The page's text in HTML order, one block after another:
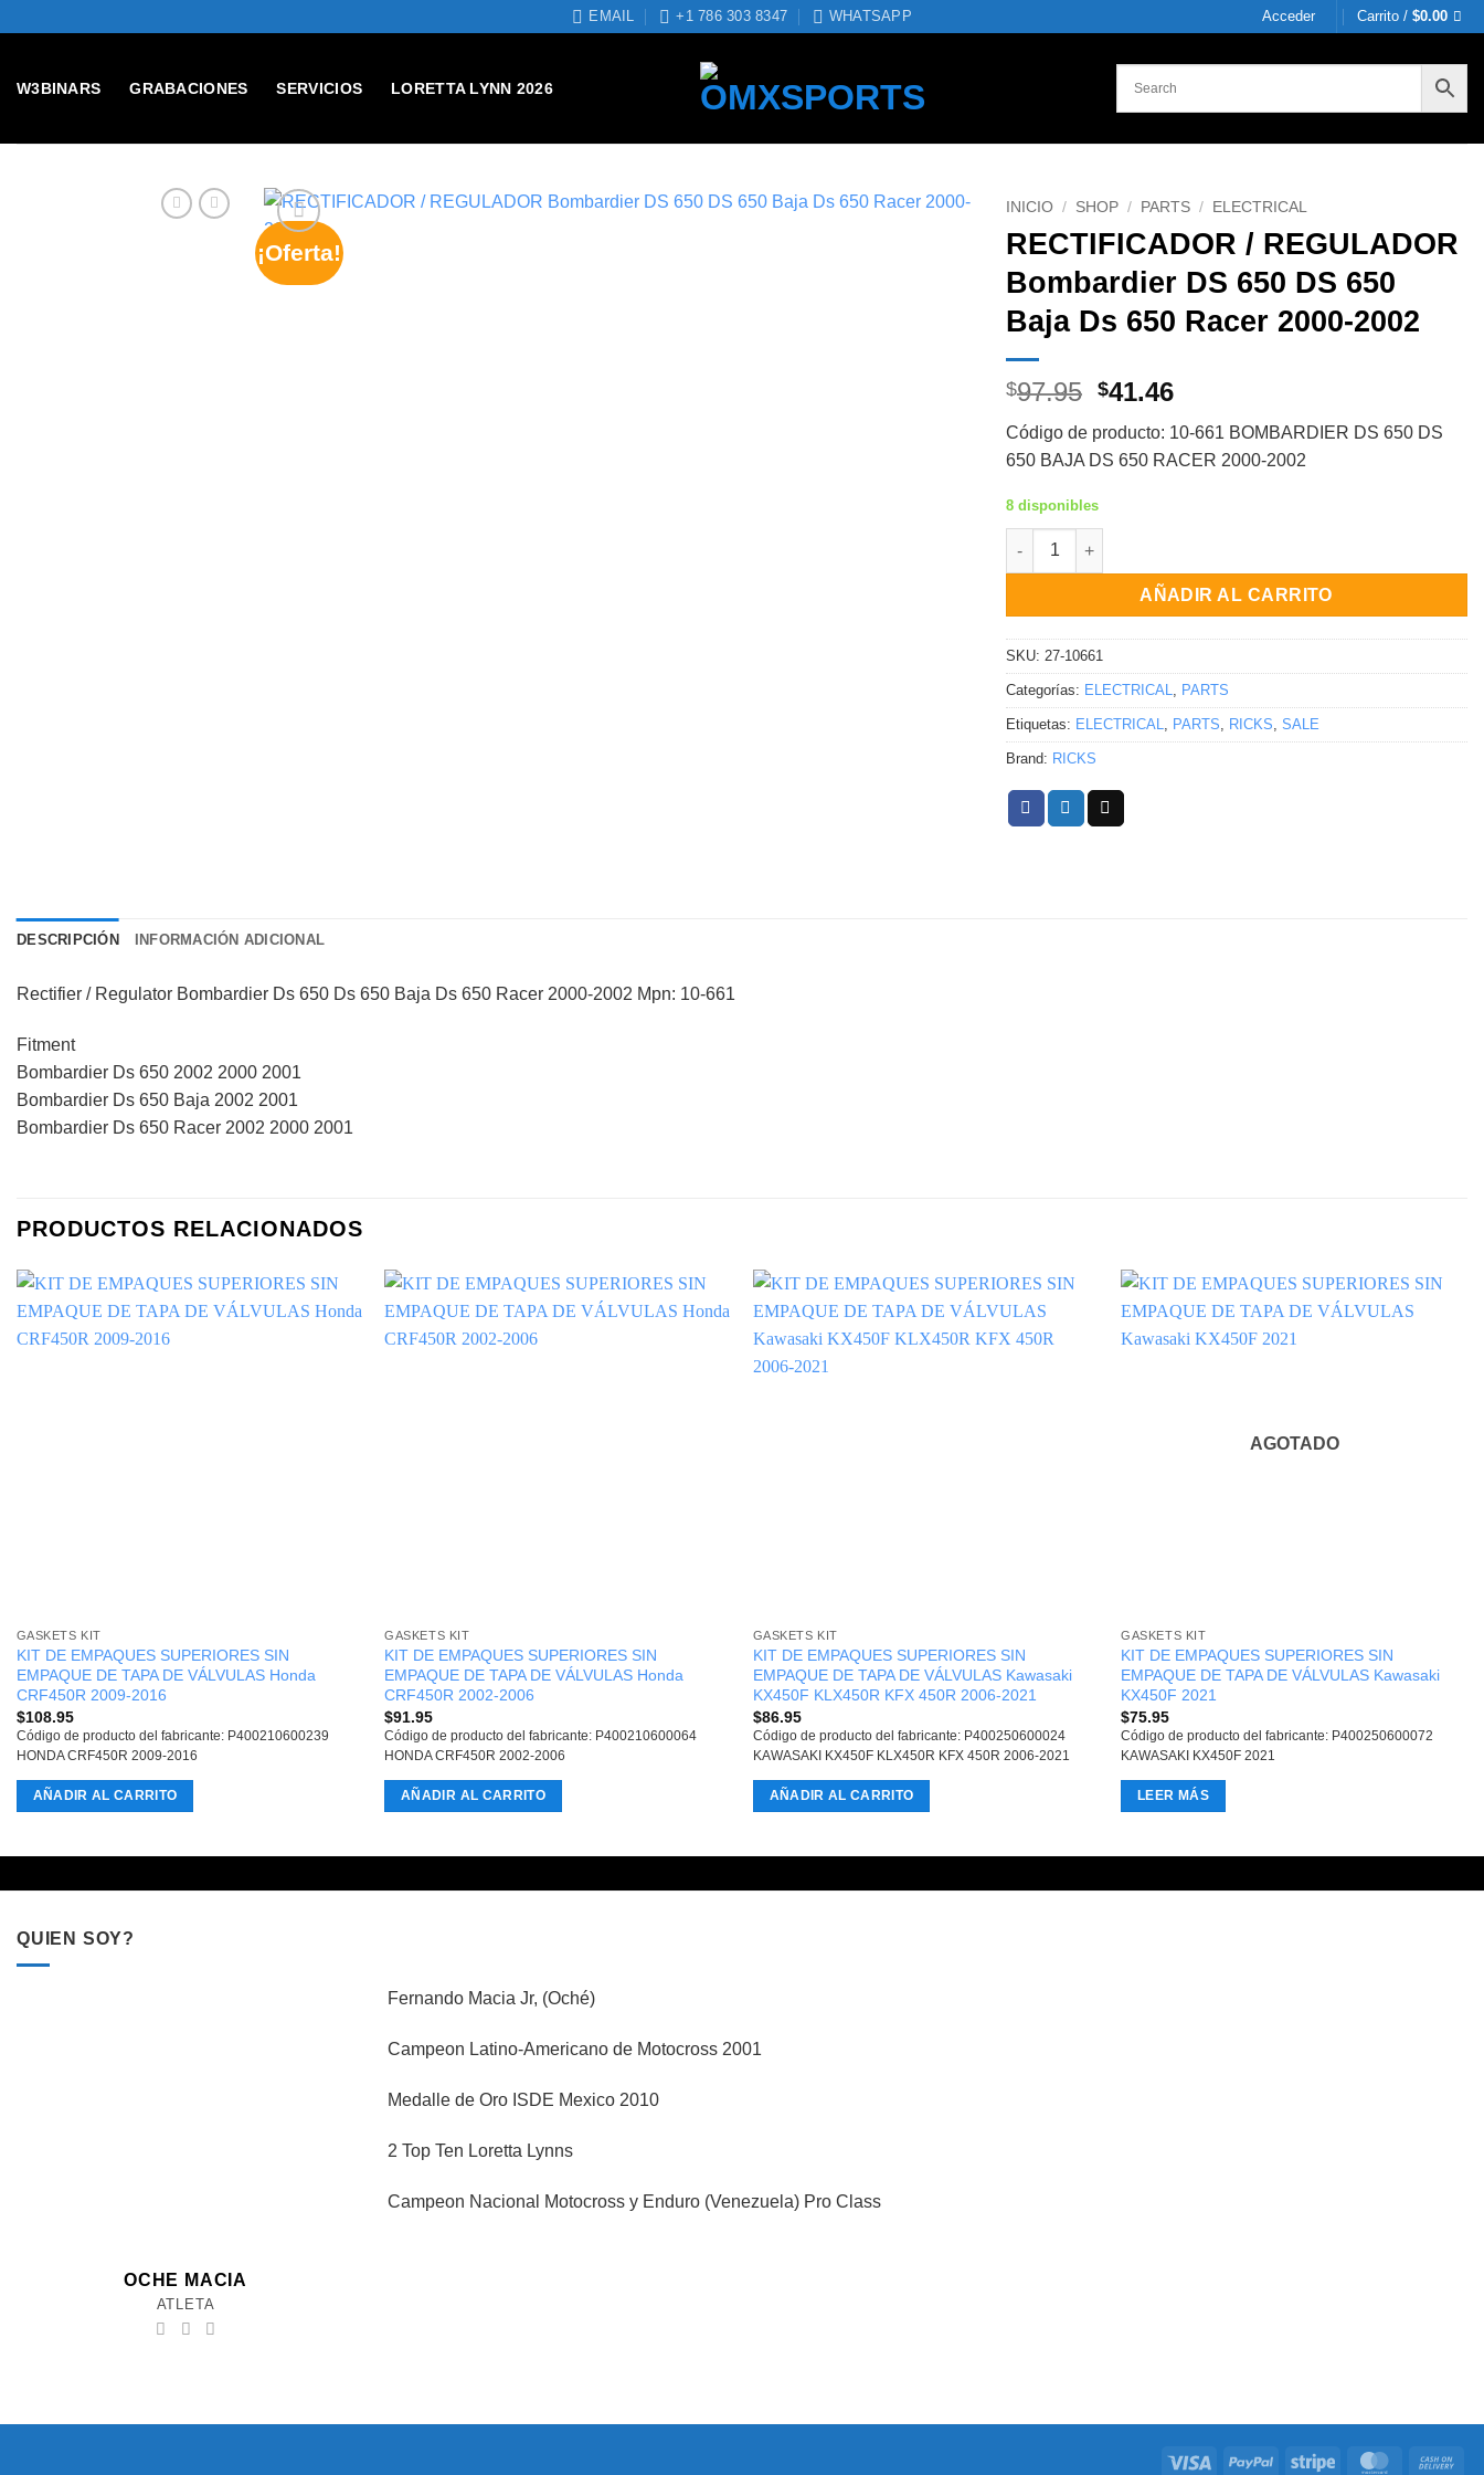
EMAIL +1 786 303 8347 WHATSAPP Acceder Carrito /$0.00
W3BINARS GRABACIONES SERVICIOS LORETTA LYNN 2026
¡Oferta!
INICIO / SHOP / PARTS / ELECTRICAL
RECTIFICADOR / REGULADOR
Bombardier DS 650 DS 650
Baja Ds 650 Racer 2000-2002
$97.95 Original
was:
$97.95.
$41.46Current
is:
$41.46.
Código de producto: 10-661 BOMBARDIER DS 650 DS
650 BAJA DS 650 RACER 2000-2002
8 disponibles
RECTIFICADOR / REGULADOR Bombardier DS 650 DS 650
AÑADIR AL CARRITO
SKU: 27-10661
Categorías: ELECTRICAL, PARTS
Etiquetas: ELECTRICAL, PARTS, RICKS, SALE
Brand: RICKS
DESCRIPCIÓN INFORMACIÓN ADICIONAL
Rectifier / Regulator Bombardier Ds 650 Ds 650 Baja Ds 650 Racer 2000-2002 Mpn: 10-661
Fitment
Bombardier Ds 650 2002 2000 2001
Bombardier Ds 650 Baja 2002 2001
Bombardier Ds 650 Racer 2002 2000 2001
PRODUCTOS RELACIONADOS
GASKETS KIT
KIT DE EMPAQUES SUPERIORES SIN
EMPAQUE DE TAPA DE VÁLVULAS Honda
CRF450R 2009-2016
$108.95
Código de producto del fabricante: P400210600239
HONDA CRF450R 2009-2016
AÑADIR AL CARRITO
GASKETS KIT
KIT DE EMPAQUES SUPERIORES SIN
EMPAQUE DE TAPA DE VÁLVULAS Honda
CRF450R 2002-2006
$91.95
Código de producto del fabricante: P400210600064
HONDA CRF450R 2002-2006
AÑADIR AL CARRITO
GASKETS KIT
KIT DE EMPAQUES SUPERIORES SIN
EMPAQUE DE TAPA DE VÁLVULAS Kawasaki
KX450F KLX450R KFX 450R 2006-2021
$86.95
Código de producto del fabricante: P400250600024
KAWASAKI KX450F KLX450R KFX 450R 2006-2021
AÑADIR AL CARRITO
AGOTADO
GASKETS KIT
KIT DE EMPAQUES SUPERIORES SIN
EMPAQUE DE TAPA DE VÁLVULAS Kawasaki
KX450F 2021
$75.95
Código de producto del fabricante: P400250600072
KAWASAKI KX450F 2021
LEER MÁS
QUIEN SOY?
OCHE MACIA
ATLETA
Fernando Macia Jr, (Oché)
Campeon Latino-Americano de Motocross 2001
Medalle de Oro ISDE Mexico 2010
2 Top Ten Loretta Lynns
Campeon Nacional Motocross y Enduro (Venezuela) Pro Class
Visa PayPal Stripe MasterCard